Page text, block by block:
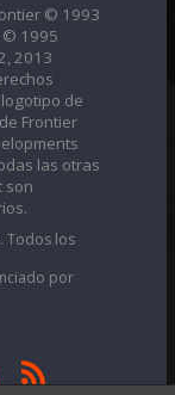
© 1993
© 1995
2013
de
Frontier
las otras
son
. Todos los
por